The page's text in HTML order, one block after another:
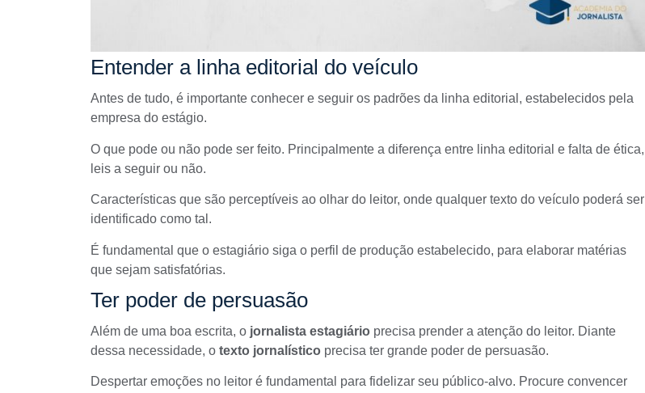
Entender a linha editorial do veículo
Antes de tudo, é importante conhecer e seguir os padrões da linha editorial, estabelecidos pela
empresa do estágio.
O que pode ou não pode ser feito. Principalmente a diferença entre linha editorial e falta de ética,
leis a seguir ou não.
Características que são perceptíveis ao olhar do leitor, onde qualquer texto do veículo poderá ser
identificado como tal.
É fundamental que o estagiário siga o perfil de produção estabelecido, para elaborar matérias
que sejam satisfatórias.
Ter poder de persuasão
Além de uma boa escrita, o jornalista estagiário precisa prender a atenção do leitor. Diante
dessa necessidade, o texto jornalístico precisa ter grande poder de persuasão.
Despertar emoções no leitor é fundamental para fidelizar seu público-alvo. Procure convencer